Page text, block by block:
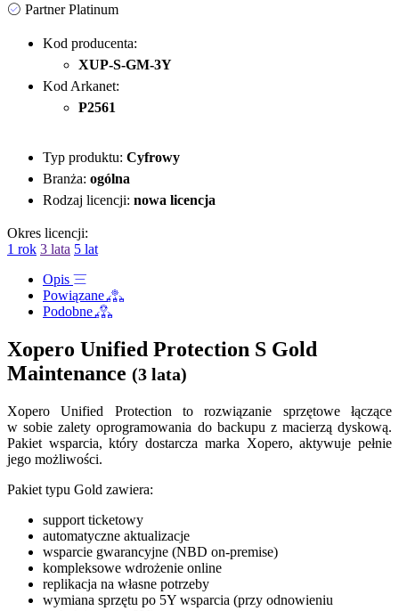
Partner Platinum
Kod producenta:
XUP-S-GM-3Y
Kod Arkanet:
P2561
Typ produktu: Cyfrowy
Branża: ogólna
Rodzaj licencji: nowa licencja
Okres licencji:
1 rok 3 lata 5 lat
Opis
Powiązane
Podobne
Xopero Unified Protection S Gold
Maintenance (3 lata)
Xopero Unified Protection to rozwiązanie sprzętowe łączące
w sobie zalety oprogramowania do backupu z macierzą dyskową.
Pakiet wsparcia, który dostarcza marka Xopero, aktywuje pełnie
jego możliwości.
Pakiet typu Gold zawiera:
support ticketowy
automatyczne aktualizacje
wsparcie gwarancyjne (NBD on-premise)
kompleksowe wdrożenie online
replikacja na własne potrzeby
wymiana sprzętu po 5Y wsparcia (przy odnowieniu